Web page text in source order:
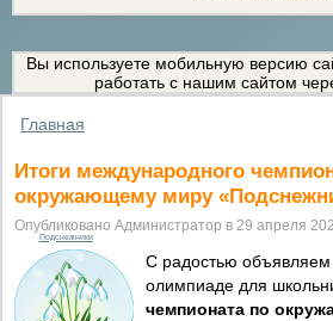
Вы используете мобильную версию
работать с нашим сайтом
Главная
Итоги международного
окружающему миру
Опубликовано Администратор в 29 апреля
Подснежники
С радостью объявляем
олимпиаде для
чемпионата по